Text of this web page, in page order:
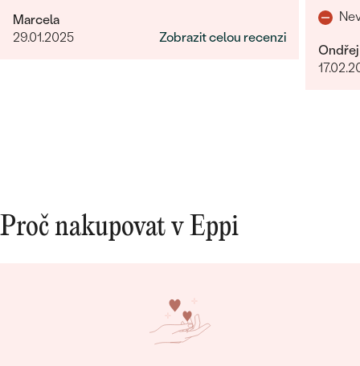
doporučit.
Marcela
29.01.2025
Zobrazit celou recenzi
Ondřej
Proč nakupovat v Eppi